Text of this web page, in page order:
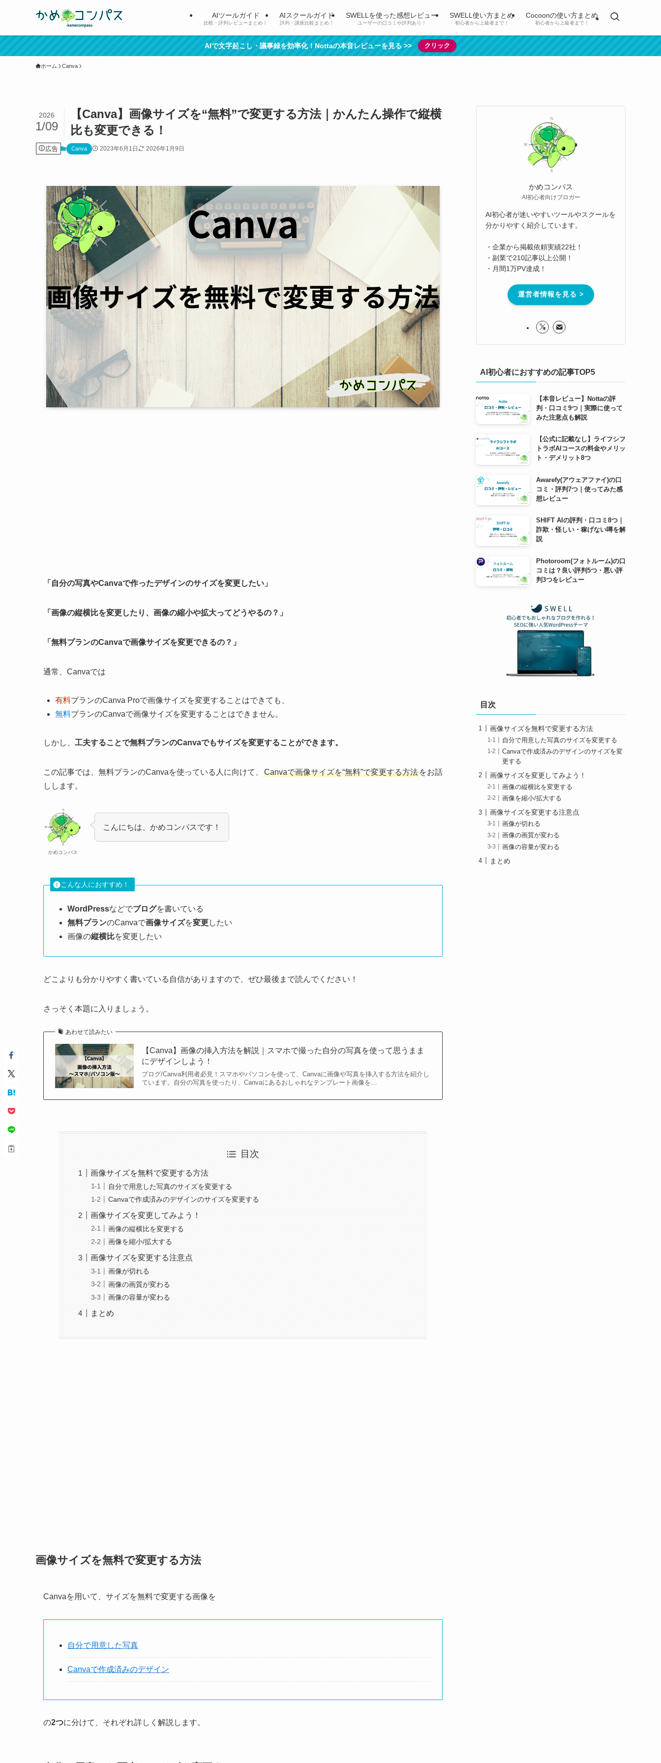
AIツールガイド
比較・評判レビューまとめ！
AIスクールガイド
評判・講座比較まとめ！
SWELLを使った感想レビュー
ユーザーの口コミや評判あり！
SWELL使い方まとめ
初心者から上級者まで！
Cocoonの使い方まとめ
初心者から上級者まで！
AIで文字起こし・議事録を効率化！Nottaの本音レビューを見る >> クリック
ホーム Canva
【Canva】画像サイズを“無料”で変更する方法｜かんたん操作で縦横
比も変更できる！
2026
1/09
広告 Canva 2023年6月1日 2026年1月9日
「自分の写真やCanvaで作ったデザインのサイズを変更したい」
「画像の縦横比を変更したり、画像の縮小や拡大ってどうやるの？」
「無料プランのCanvaで画像サイズを変更できるの？」
通常、Canvaでは
有料プランのCanva Proで画像サイズを変更することはできても、
無料プランのCanvaで画像サイズを変更することはできません。
しかし、 工夫することで無料プランのCanvaでもサイズを変更することができます。
この記事では、無料プランのCanvaを使っている人に向けて、 Canvaで画像サイズを“無料”で変更する方法 をお話
しします。
かめコンパス
こんにちは、かめコンパスです！
こんな人におすすめ！
WordPressなどでブログを書いている
無料プランのCanvaで画像サイズを変更したい
画像の縦横比を変更したい
どこよりも分かりやすく書いている自信がありますので、ぜひ最後まで読んでください！
さっそく本題に入りましょう。
あわせて読みたい
【Canva】画像の挿入方法を解説｜スマホで撮った自分の写真を使って思うまま
にデザインしよう！
ブログ/Canva利用者必見！スマホやパソコンを使って、Canvaに画像や写真を挿入する方法を紹介し
ています。自分の写真を使ったり、Canvaにあるおしゃれなテンプレート画像を…
目次
画像サイズを無料で変更する方法
自分で用意した写真のサイズを変更する
Canvaで作成済みのデザインのサイズを変更する
画像サイズを変更してみよう！
画像の縦横比を変更する
画像を縮小/拡大する
画像サイズを変更する注意点
画像が切れる
画像の画質が変わる
画像の容量が変わる
まとめ
画像サイズを無料で変更する方法
Canvaを用いて、サイズを無料で変更する画像を
自分で用意した写真
Canvaで作成済みのデザイン
の2つに分けて、それぞれ詳しく解説します。
かめコンパス
AI初心者向けブロガー
AI初心者が迷いやすいツールやスクールを
分かりやすく紹介しています。
・企業から掲載依頼実績22社！
・副業で210記事以上公開！
・月間1万PV達成！
運営者情報を見る >
AI初心者におすすめの記事TOP5
【本音レビュー】Nottaの評
判・口コミ9つ｜実際に使って
みた注意点も解説
【公式に記載なし】ライフシフ
トラボAIコースの料金やメリッ
ト・デメリット8つ
Awarefy(アウェアファイ)の口
コミ・評判7つ｜使ってみた感
想レビュー
SHIFT AIの評判・口コミ8つ｜
詐欺・怪しい・稼げない噂を解
説
Photoroom(フォトルーム)の口
コミは？良い評判5つ・悪い評
判3つをレビュー
目次
画像サイズを無料で変更する方法
自分で用意した写真のサイズを変更する
Canvaで作成済みのデザインのサイズを変
更する
画像サイズを変更してみよう！
画像の縦横比を変更する
画像を縮小/拡大する
画像サイズを変更する注意点
画像が切れる
画像の画質が変わる
画像の容量が変わる
まとめ